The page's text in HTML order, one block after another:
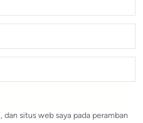
dan situs web saya pada peramban